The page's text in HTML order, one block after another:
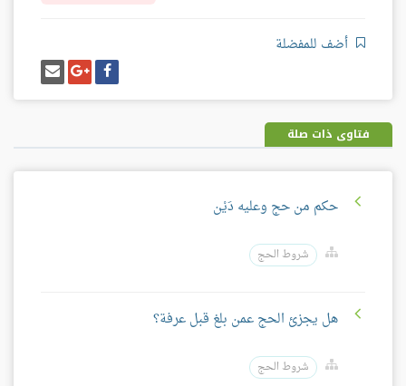
أضف للمفضلة
شارك
على
فيسبوك
شارك
على
غوغل
بلس
إرسل
إيميل
فتاوى ذات صلة
حكم من حج وعليه دَيْن
شروط الحج
هل يجزئ الحج عمن بلغ قبل عرفة؟
شروط الحج